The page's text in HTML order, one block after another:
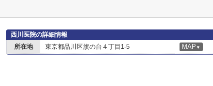
西川医院の詳細情報
所在地
東京都品川区旗の台４丁目1-5 MAP ▼